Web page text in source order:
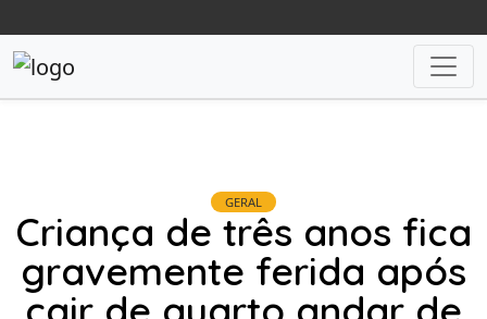
GERAL
Criança de três anos fica
gravemente ferida após